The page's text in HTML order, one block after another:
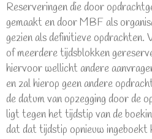
Reserveringen die door
gemaakt en door MBF als
gezien als definitieve opdrachten.
of meerdere tijdsblokken
hiervoor wellicht andere
en zal hierop geen andere
de datum van opzegging door de
ligt tegen het tijdstip van de
dat dat tijdstip opnieuw